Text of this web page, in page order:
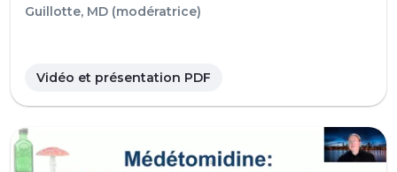
Guillotte, MD (modératrice)
Vidéo et présentation PDF